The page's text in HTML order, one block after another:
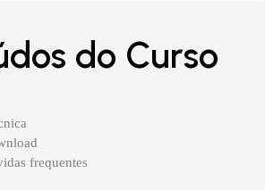
do Curso
frequentes